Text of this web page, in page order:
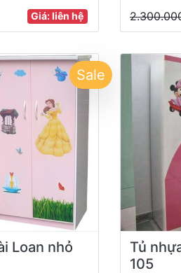
Giá: liên hệ
Sale
Loan nhỏ
Tủ
105